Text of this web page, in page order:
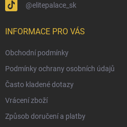
@elitepalace_sk
INFORMACE PRO VÁS
Obchodní podmínky
Podmínky ochrany osobních údajů
Často kladené dotazy
Vrácení zboží
Způsob doručení a platby